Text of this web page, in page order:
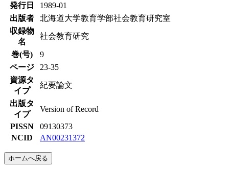
発行日
1989-01
出版者
北海道大学教育学部社会教育研究室
収録物
名
社会教育研究
巻(号)
9
ページ
23-35
資源タ
イプ
紀要論文
出版タ
イプ
Version of Record
PISSN
09130373
NCID
AN00231372
ホームへ戻る